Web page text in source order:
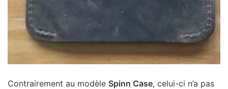
Contrairement au modèle Spinn Case, celui-ci n’a pas